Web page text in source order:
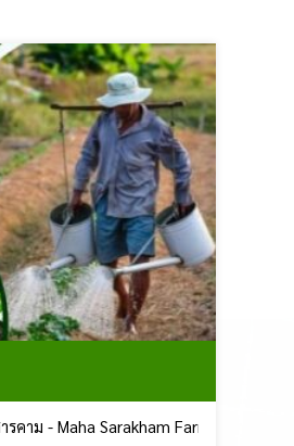
- Maha Sarakham Farmers Council |